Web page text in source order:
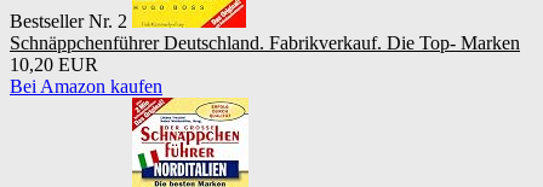
Bestseller Nr. 2
Schnäppchenführer Deutschland. Fabrikverkauf. Die Top- Marken
10,20 EUR
Bei Amazon kaufen